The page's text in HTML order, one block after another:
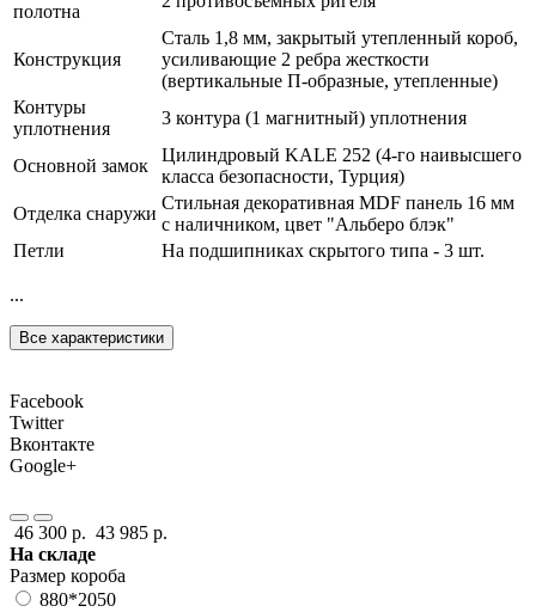
полотна
Конструкция
Сталь 1,8 мм, закрытый утепленный короб,
усиливающие 2 ребра жесткости
(вертикальные П-образные, утепленные)
Контуры
уплотнения
3 контура (1 магнитный) уплотнения
Основной замок
Цилиндровый KALE 252 (4-го наивысшего
класса безопасности, Турция)
Отделка снаружи
Стильная декоративная MDF панель 16 мм
с наличником, цвет "Альберо блэк"
Петли
На подшипниках скрытого типа - 3 шт.
...
Все характеристики
Facebook
Twitter
Вконтакте
Google+
46 300 р. 43 985 р.
На складе
Размер короба
880*2050